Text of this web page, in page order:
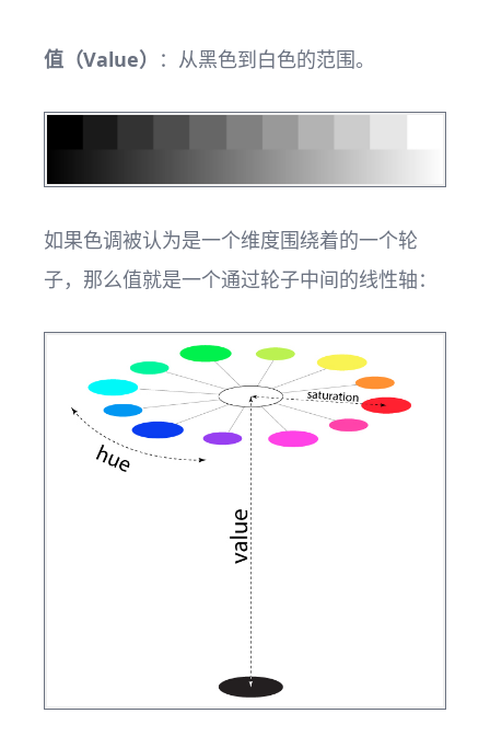
值（Value） ：从黑色到白色的范围。
如果色调被认为是一个维度围绕着的一个轮
子，那么值就是一个通过轮子中间的线性轴：